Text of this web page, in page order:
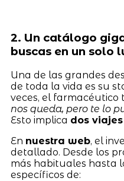
2. Un catálogo
buscas en un solo
Una de las grandes
de toda la vida es su
veces, el farmacéutico
nos queda, pero te lo
Esto implica dos viajes
En nuestra web, el
detallado. Desde los
más habituales hasta
específicos de: